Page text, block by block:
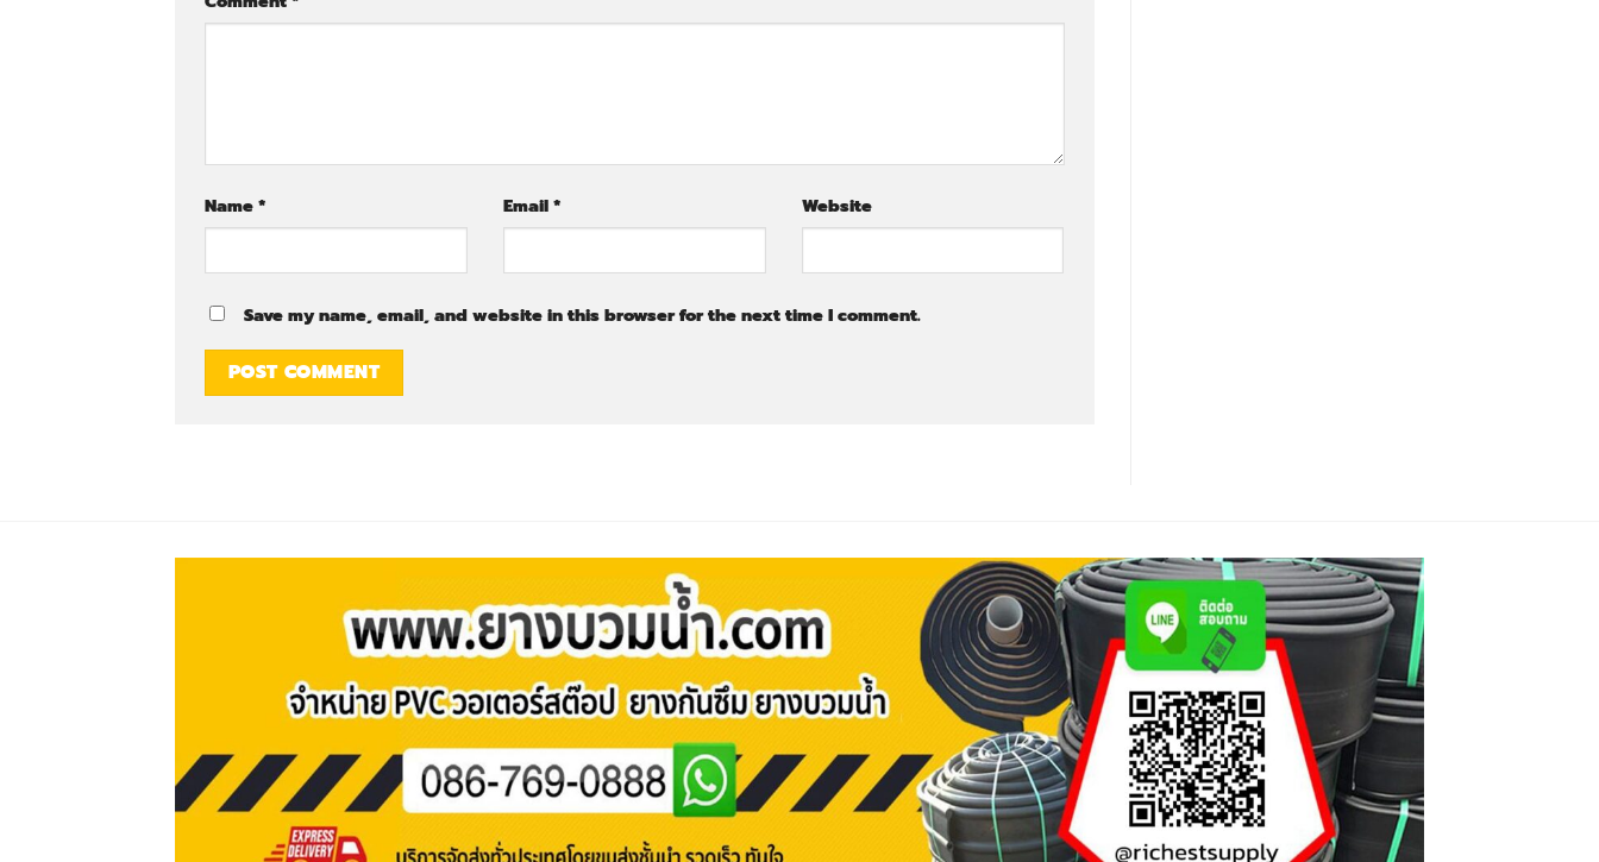
Name* Email* Website
Save my name, email, and website in this browser for the next time I comment.